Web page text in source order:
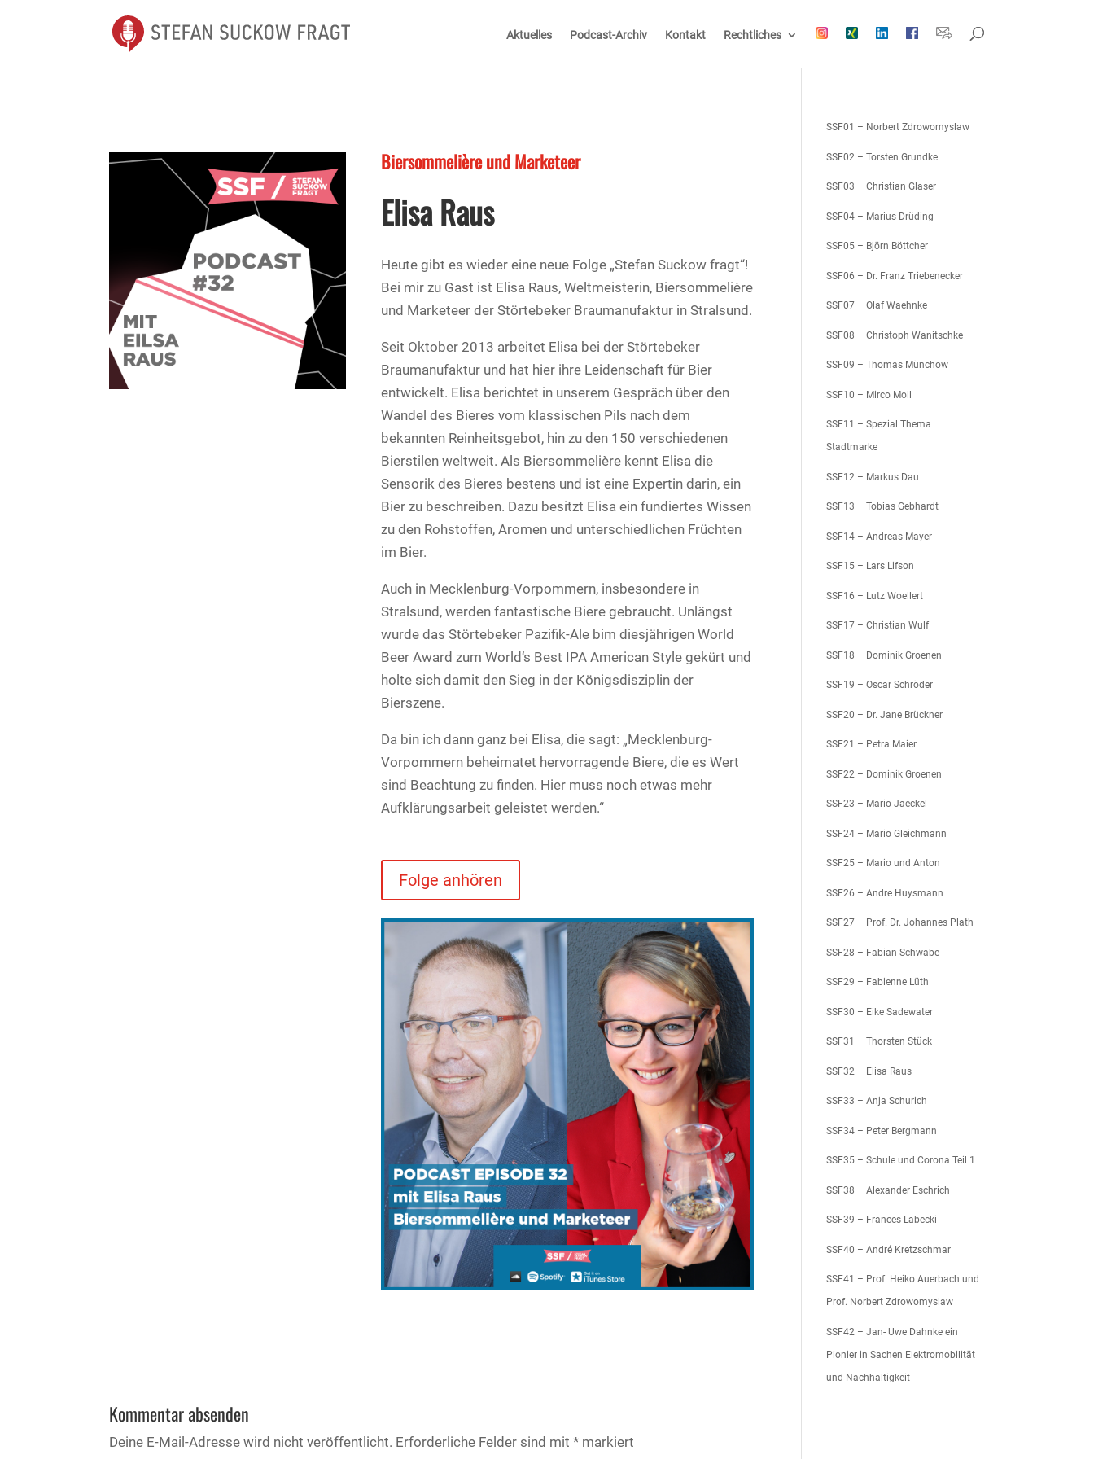
Aktuelles Podcast-Archiv Kontakt Rechtliches
Biersommelière und Marketeer
Elisa Raus
Heute gibt es wieder eine neue Folge „Stefan Suckow fragt“!
Bei mir zu Gast ist Elisa Raus, Weltmeisterin, Biersommelière
und Marketeer der Störtebeker Braumanufaktur in Stralsund.
Seit Oktober 2013 arbeitet Elisa bei der Störtebeker
Braumanufaktur und hat hier ihre Leidenschaft für Bier
entwickelt. Elisa berichtet in unserem Gespräch über den
Wandel des Bieres vom klassischen Pils nach dem
bekannten Reinheitsgebot, hin zu den 150 verschiedenen
Bierstilen weltweit. Als Biersommelière kennt Elisa die
Sensorik des Bieres bestens und ist eine Expertin darin, ein
Bier zu beschreiben. Dazu besitzt Elisa ein fundiertes Wissen
zu den Rohstoffen, Aromen und unterschiedlichen Früchten
im Bier.
Auch in Mecklenburg-Vorpommern, insbesondere in
Stralsund, werden fantastische Biere gebraucht. Unlängst
wurde das Störtebeker Pazifik-Ale bim diesjährigen World
Beer Award zum World‘s Best IPA American Style gekürt und
holte sich damit den Sieg in der Königsdisziplin der
Bierszene.
Da bin ich dann ganz bei Elisa, die sagt: „Mecklenburg-
Vorpommern beheimatet hervorragende Biere, die es Wert
sind Beachtung zu finden. Hier muss noch etwas mehr
Aufklärungsarbeit geleistet werden.“
Folge anhören
Kommentar absenden
Deine E-Mail-Adresse wird nicht veröffentlicht. Erforderliche Felder sind mit* markiert
SSF01 – Norbert Zdrowomyslaw
SSF02 – Torsten Grundke
SSF03 – Christian Glaser
SSF04 – Marius Drüding
SSF05 – Björn Böttcher
SSF06 – Dr. Franz Triebenecker
SSF07 – Olaf Waehnke
SSF08 – Christoph Wanitschke
SSF09 – Thomas Münchow
SSF10 – Mirco Moll
SSF11 – Spezial Thema
Stadtmarke
SSF12 – Markus Dau
SSF13 – Tobias Gebhardt
SSF14 – Andreas Mayer
SSF15 – Lars Lifson
SSF16 – Lutz Woellert
SSF17 – Christian Wulf
SSF18 – Dominik Groenen
SSF19 – Oscar Schröder
SSF20 – Dr. Jane Brückner
SSF21 – Petra Maier
SSF22 – Dominik Groenen
SSF23 – Mario Jaeckel
SSF24 – Mario Gleichmann
SSF25 – Mario und Anton
SSF26 – Andre Huysmann
SSF27 – Prof. Dr. Johannes Plath
SSF28 – Fabian Schwabe
SSF29 – Fabienne Lüth
SSF30 – Eike Sadewater
SSF31 – Thorsten Stück
SSF32 – Elisa Raus
SSF33 – Anja Schurich
SSF34 – Peter Bergmann
SSF35 – Schule und Corona Teil 1
SSF38 – Alexander Eschrich
SSF39 – Frances Labecki
SSF40 – André Kretzschmar
SSF41 – Prof. Heiko Auerbach und
Prof. Norbert Zdrowomyslaw
SSF42 – Jan- Uwe Dahnke ein
Pionier in Sachen Elektromobilität
und Nachhaltigkeit